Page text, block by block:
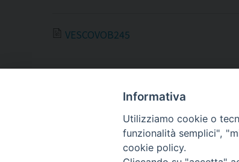
VESCOVOB245
Informativa
Utilizziamo cookie o
funzionalità semplici",
cookie policy.